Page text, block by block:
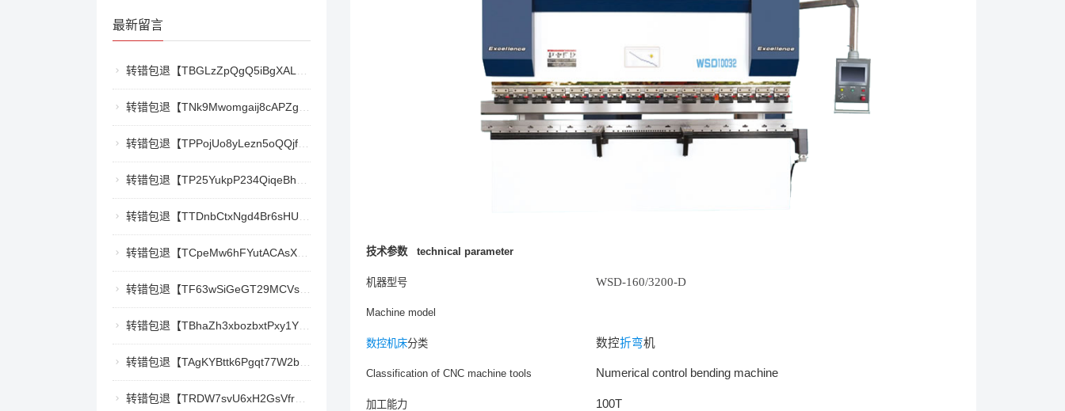
最新留言
转错包退【TBGLzZpQgQ5iBgXALSFLTY1USFGgDAwdFQ】客服TeleGram:【@TrxEm】
转错包退【TNk9Mwomgaij8cAPZgnkZzR1TrYEkCt3nt】客服TeleGram:【@TrxEm】
转错包退【TPPojUo8yLezn5oQQjffqH2cKTCb9oTm8Y】客服TeleGram:【@TrxEm】
转错包退【TP25YukpP234QiqeBhgnmga3NXXmCSY22R】客服TeleGram:【@TrxEm】
转错包退【TTDnbCtxNgd4Br6sHUJ1qnw1mHQywZfbgD】客服TeleGram:【@TrxEm】
转错包退【TCpeMw6hFYutACAsXkX3UvyCUjec17MoLF】客服TeleGram:【@TrxEm】
转错包退【TF63wSiGeGT29MCVswWQ5eAr6xD9LkQBPm】客服TeleGram:【@TrxEm】
转错包退【TBhaZh3xbozbxtPxy1YF4QaK2e77777777】客服TeleGram:【@TrxEm】
转错包退【TAgKYBttk6Pgqt77W2bg3Kmyk3RyjoZEti】客服TeleGram:【@TrxEm】
转错包退【TRDW7svU6xH2GsVfr7TqAZQ412cwxbMpBK】客服TeleGram:【@TrxEm】
技术参数 technical parameter
机器型号
Machine model
WSD-160/3200-D
数控机床分类
Classification of CNC machine tools
数控折弯机
Numerical control bending machine
加工能力 100T